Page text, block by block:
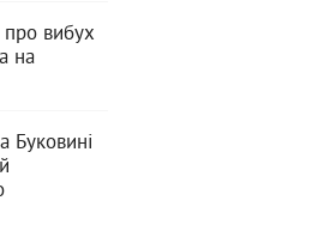
про вибух
на
Буковині